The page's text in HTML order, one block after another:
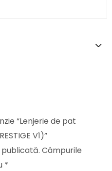
“Lenjerie de pat
V1)”
publicată. Câmpurile
*